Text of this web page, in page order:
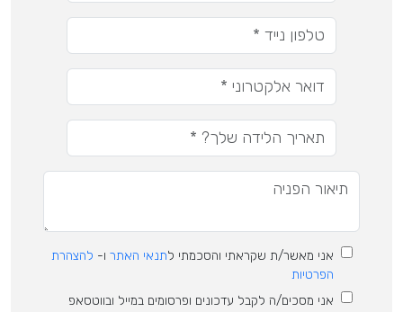
אני מאשר/ת שקראתי והסכמתי לתנאי האתר ו- להצהרת
הפרטיות
אני מסכים/ה לקבל עדכונים ופרסומים במייל ובווטסאפ